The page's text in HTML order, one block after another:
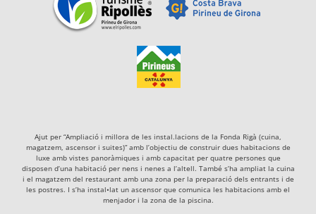
Ajut per “Ampliació i millora de les instal.lacions de la Fonda Rigà (cuina,
magatzem, ascensor i suites)” amb l’objectiu de construir dues habitacions de
luxe amb vistes panoràmiques i amb capacitat per quatre persones que
disposen d’una habitació per nens i nenes a l’altell. També s’ha ampliat la cuina
i el magatzem del restaurant amb una zona per la preparació dels entrants i de
les postres. I s’ha instal•lat un ascensor que comunica les habitacions amb el
menjador i la zona de la piscina.